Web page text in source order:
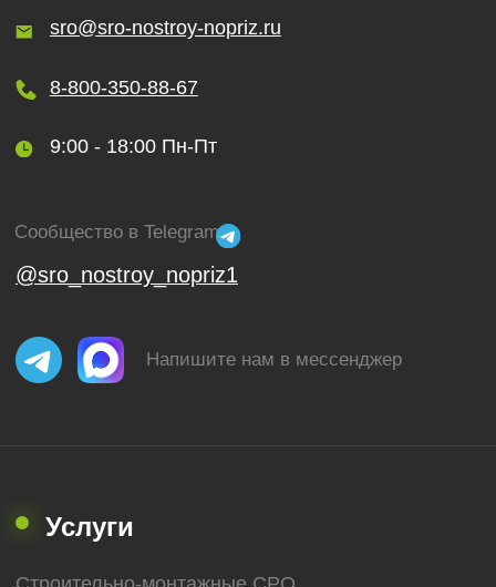
ИНН 110502949715 ОГРНИП 319470400025151
Политика конфиденциальности
Согласие на обработку персональных данных